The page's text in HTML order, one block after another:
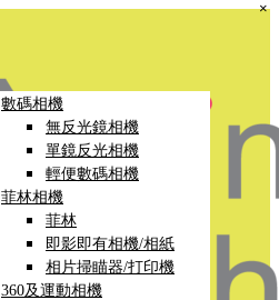
數碼相機
無反光鏡相機
單鏡反光相機
輕便數碼相機
菲林相機
菲林
即影即有相機/相紙
相片掃瞄器/打印機
360及運動相機
×